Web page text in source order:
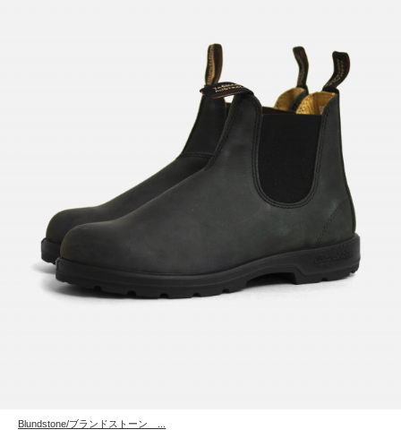
Blundstone/ブランドストーン ...